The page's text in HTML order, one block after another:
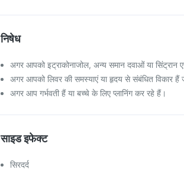
निषेध
अगर आपको इट्राकोनाजोल, अन्य समान दवाओं या
अगर आपको लिवर की समस्याएं या हृदय से संबंधित विकार
अगर आप गर्भवती हैं या बच्चे के लिए प्लानिंग कर रहे हैं।
साइड इफेक्ट
सिरदर्द